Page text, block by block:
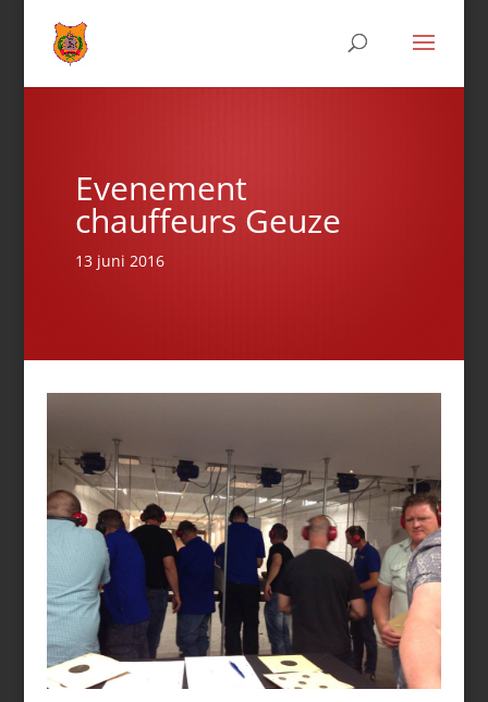
Evenement
chauffeurs Geuze
13 juni 2016